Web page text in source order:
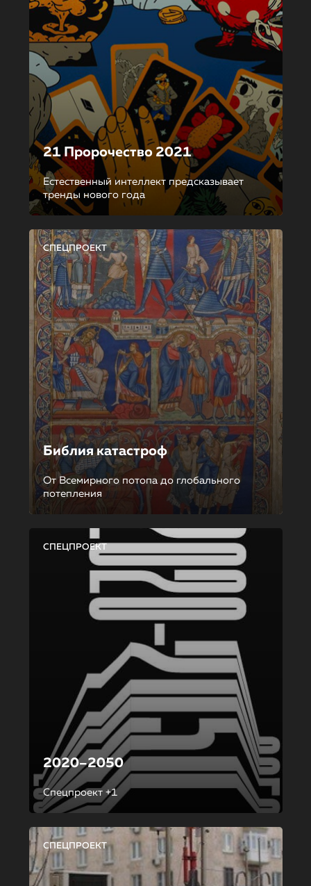
21 Пророчество 2021
Естественный интеллект предсказывает
тренды нового года
СПЕЦПРОЕКТ
Библия катастроф
От Всемирного потопа до глобального
потепления
СПЕЦПРОЕКТ
2020–2050
Спецпроект +1
СПЕЦПРОЕКТ